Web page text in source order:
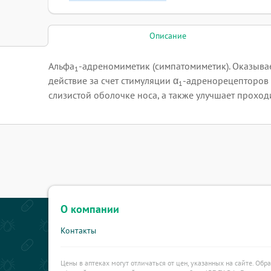
Описание
Альфа1-адреномиметик (симпатомиметик).
действие за счет стимуляции α1-адренорецепторов
слизистой оболочке носа, а также улучшает
О компании
Контакты
Цены в аптеках могут отличаться от цен, указанных на сайте.